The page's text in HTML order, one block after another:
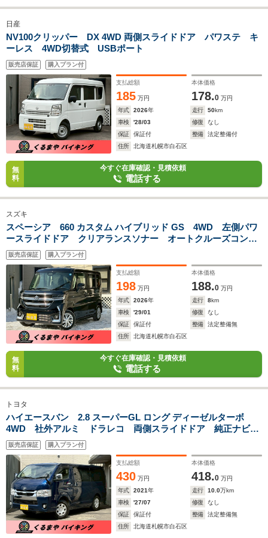
日産
NV100クリッパー DX 4WD 両側スライドドア パワステ キ
ーレス 4WD切替式 USBポート
販売店保証 購入プラン付
支払総額
185 万円
本体価格
178.0 万円
年式
2026年 走行 50km
車検
'28/03 修復
なし
保証
保証付 整備
法定整備付
住所
北海道札幌市白石区
無
料
今すぐ在庫確認・見積依頼
電話する
スズキ
スペーシア 660 カスタム ハイブリッド GS 4WD 左側パワ
ースライドドア クリアランスソナー オートクルーズコント
ロール 衝突被害軽減システム LEDヘッドランプ スマート
キー アイドリングストップ CVT 盗難防止システム
ABS ESC
販売店保証 購入プラン付
支払総額
198 万円
本体価格
188.0 万円
年式
2026年 走行 8km
車検
'29/01 修復
なし
保証
保証付 整備
法定整備無
住所
北海道札幌市白石区
無
料
今すぐ在庫確認・見積依頼
電話する
トヨタ
ハイエースバン 2.8 スーパーGL ロング ディーゼルターボ
4WD 社外アルミ ドラレコ 両側スライドドア 純正ナビ
ミラー型バックカメラ ステアスイッチ 夏冬タイヤホイール
付 エンジンスターター 安全装備 ディーゼルターボ エン
ジンスターター
販売店保証 購入プラン付
支払総額
430 万円
本体価格
418.0 万円
年式
2021年 走行 10.0万km
車検
'27/07 修復
なし
保証
保証付 整備
法定整備無
住所
北海道札幌市白石区